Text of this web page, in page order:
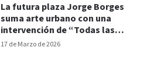
17 de Marzo de 2026
La futura plaza Jorge Borges
suma arte urbano con una
intervención de “Todas las
Manos”